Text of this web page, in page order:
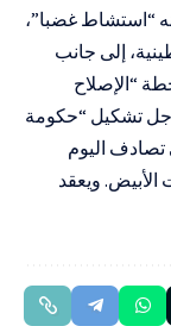
“استشاط غضبا”،
إلى جانب
“الإصلاح
أجل تشكيل “حكومة
تصادف اليوم
الأبيض. ويعقد